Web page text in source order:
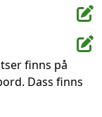
finns på
Dass finns